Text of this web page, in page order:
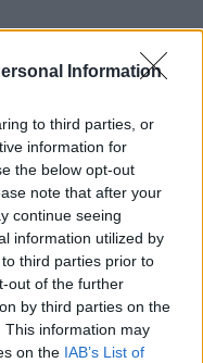
Information
to third parties, or
information for
the below opt-out
note that after your
continue seeing
information utilized by
third parties prior to
out of the further
by third parties on the
This information may
on the IAB’s List of